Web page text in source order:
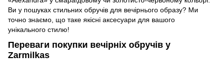
Ви у пошуках стильних обручів для вечірнього образу? Ми
точно знаємо, що таке якісні аксесуари для вашого
унікального стилю!
Переваги покупки вечірніх обручів у
Zarmilkas